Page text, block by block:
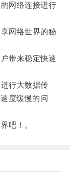
网络连接进行
网络世界的秘
带来稳定快速
行大数据传
度缓慢的问
吧！。